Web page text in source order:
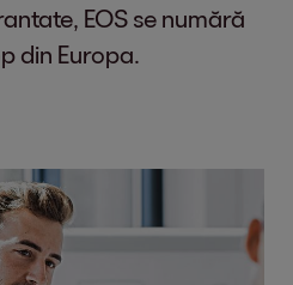
EOS se numără
din Europa.